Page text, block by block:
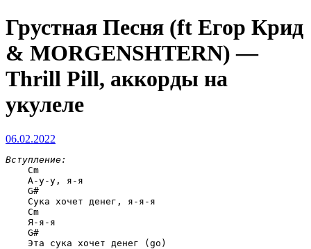
Грустная Песня (ft Егор Крид
& MORGENSHTERN) —
Thrill Pill, аккорды на
укулеле
06.02.2022
Вступление:
Cm
    А-у-у, я-я
G#
    Сука хочет денег, я-я-я
Cm
    Я-я-я
G#
    Эта сука хочет денег (go)